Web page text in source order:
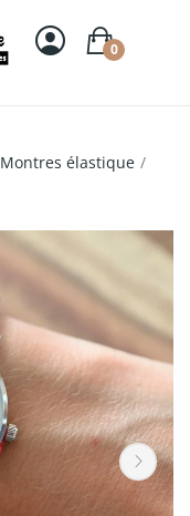
0
Montres élastique